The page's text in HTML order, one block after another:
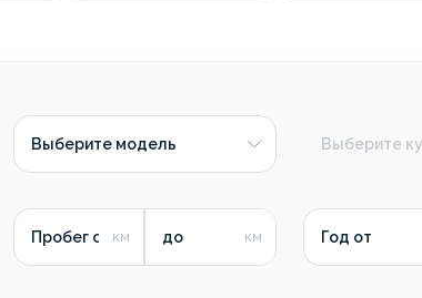
Выберите модель Выберите
Пробег от до Год от